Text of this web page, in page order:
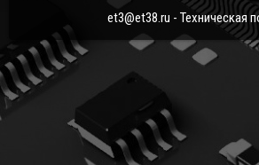
et3@et38.ru - Техническая